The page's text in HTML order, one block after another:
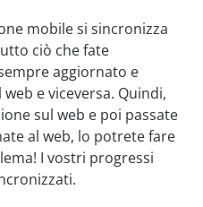
mobile si sincronizza
ciò che fate
aggiornato e
e viceversa. Quindi,
sul web e poi passate
al web, lo potrete fare
I vostri progressi